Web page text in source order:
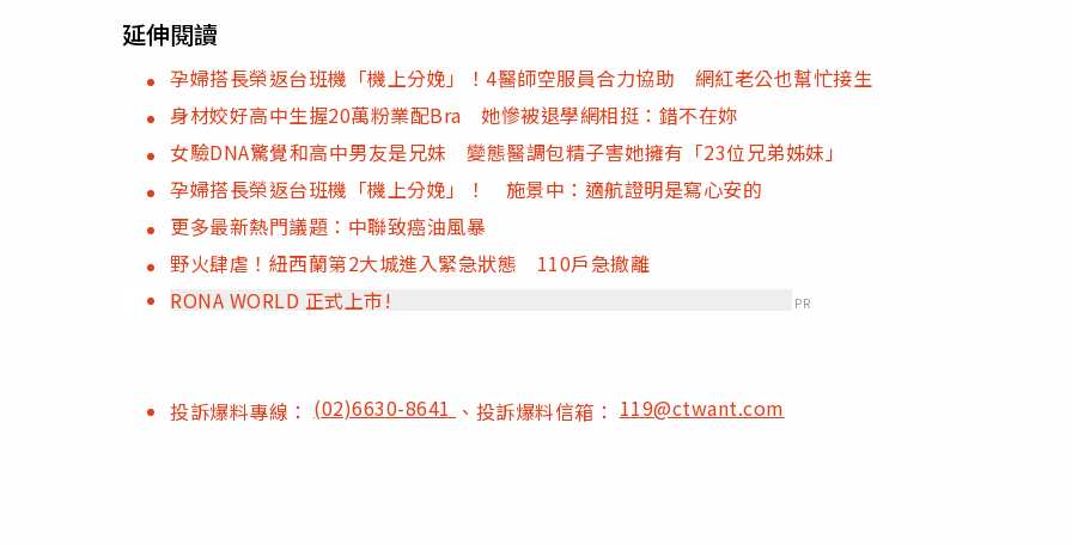
延伸閱讀
孕婦搭長榮返台班機「機上分娩」！4醫師空服員合力協助 網紅老公也幫忙接生
身材姣好高中生握20萬粉業配Bra 她慘被退學網相挺：錯不在妳
女驗DNA驚覺和高中男友是兄妹 變態醫調包精子害她擁有「23位兄弟姊妹」
孕婦搭長榮返台班機「機上分娩」！ 施景中：適航證明是寫心安的
更多最新熱門議題：中聯致癌油風暴
野火肆虐！紐西蘭第2大城進入緊急狀態 110戶急撤離
RONA WORLD 正式上市!
PR
投訴爆料專線： (02)6630-8641 、投訴爆料信箱：119@ctwant.com